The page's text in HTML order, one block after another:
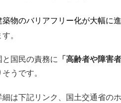
築物のバリアフリー化が大幅に
。
と国民の責務に 「高齢者や障害
そうです。
細は下記リンク、国土交通省の